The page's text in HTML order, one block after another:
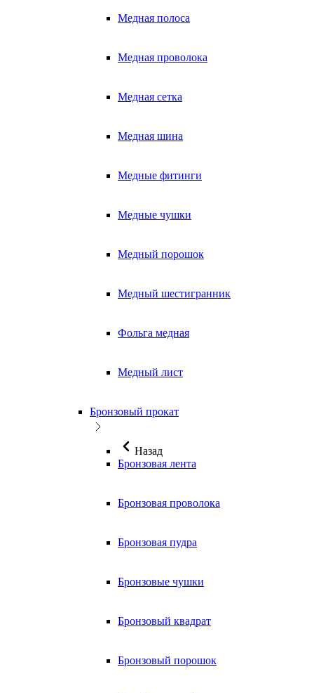
Медная полоса
Медная проволока
Медная сетка
Медная шина
Медные фитинги
Медные чушки
Медный порошок
Медный шестигранник
Фольга медная
Медный лист
Бронзовый прокат
Назад
Бронзовая лента
Бронзовая проволока
Бронзовая пудра
Бронзовые чушки
Бронзовый квадрат
Бронзовый порошок